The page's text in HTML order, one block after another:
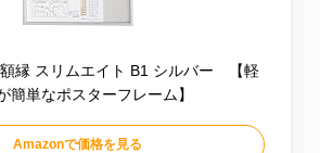
縁 スリムエイト B1 シルバー 【軽
簡単なポスターフレーム】
Amazonで価格を見る